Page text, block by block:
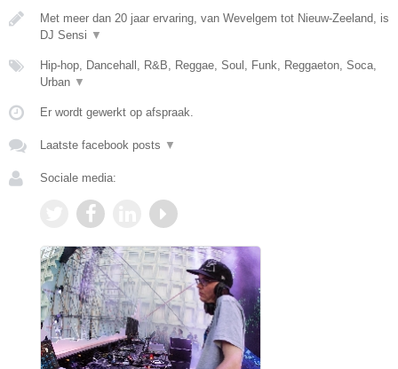
Met meer dan 20 jaar ervaring, van Wevelgem tot Nieuw-Zeeland, is
DJ Sensi ▼
Hip-hop, Dancehall, R&B, Reggae, Soul, Funk, Reggaeton, Soca,
Urban ▼
Er wordt gewerkt op afspraak.
Laatste facebook posts ▼
Sociale media: